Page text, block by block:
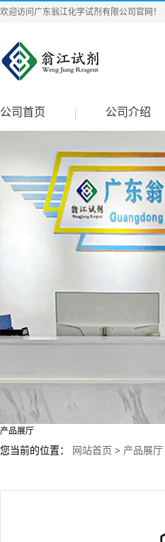
欢迎访问广东翁江化学试剂有限公司官网！
公司首页 公司介绍
产品展厅
您当前的位置： 网站首页 > 产品展厅